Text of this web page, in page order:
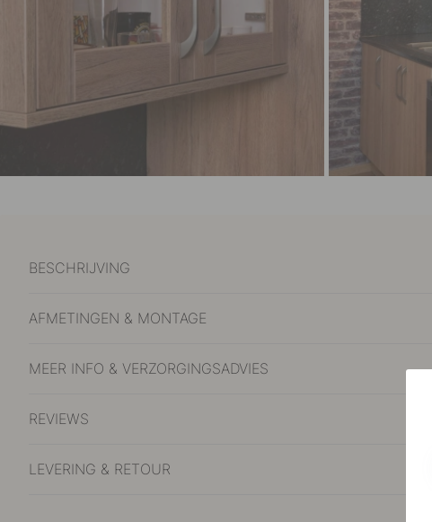
BESCHRIJVING
AFMETINGEN & MONTAGE
MEER INFO & VERZORGINGSADVIES
REVIEWS
LEVERING & RETOUR